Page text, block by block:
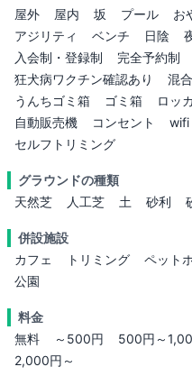
屋外 屋内 坂 プール お
アジリティ
ベンチ 日陰
入会制・登録制
完全予約制
狂犬病ワクチン確認あり
混
うんちゴミ箱
ゴミ箱 ロッ
自動販売機
コンセント wifi
セルフトリミング
グラウンドの種類
天然芝
人工芝 土 砂利
併設施設
カフェ
トリミング ペット
公園
料金
無料
～500円 500円～
2,000円～